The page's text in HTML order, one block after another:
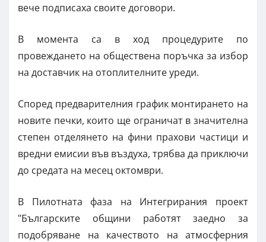
вече подписаха своите договори.
В момента са в ход процедурите по
провеждането на обществена поръчка за избор
на доставчик на отоплителните уреди.
Според предварителния график монтирането на
новите печки, които ще ограничат в значителна
степен отделянето на фини прахови частици и
вредни емисии във въздуха, трябва да приключи
до средата на месец октомври.
В Пилотната фаза на Интегрирания проект
"Българските общини работят заедно за
подобряване на качеството на атмосферния